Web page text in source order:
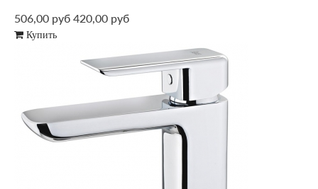
506,00 руб 420,00 руб
Купить